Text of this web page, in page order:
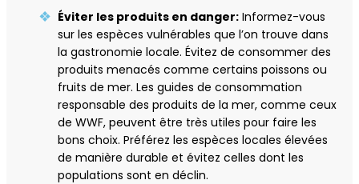
Éviter les produits en danger: Informez-vous
sur les espèces vulnérables que l’on trouve dans
la gastronomie locale. Évitez de consommer des
produits menacés comme certains poissons ou
fruits de mer. Les guides de consommation
responsable des produits de la mer, comme ceux
de WWF, peuvent être très utiles pour faire les
bons choix. Préférez les espèces locales élevées
de manière durable et évitez celles dont les
populations sont en déclin.